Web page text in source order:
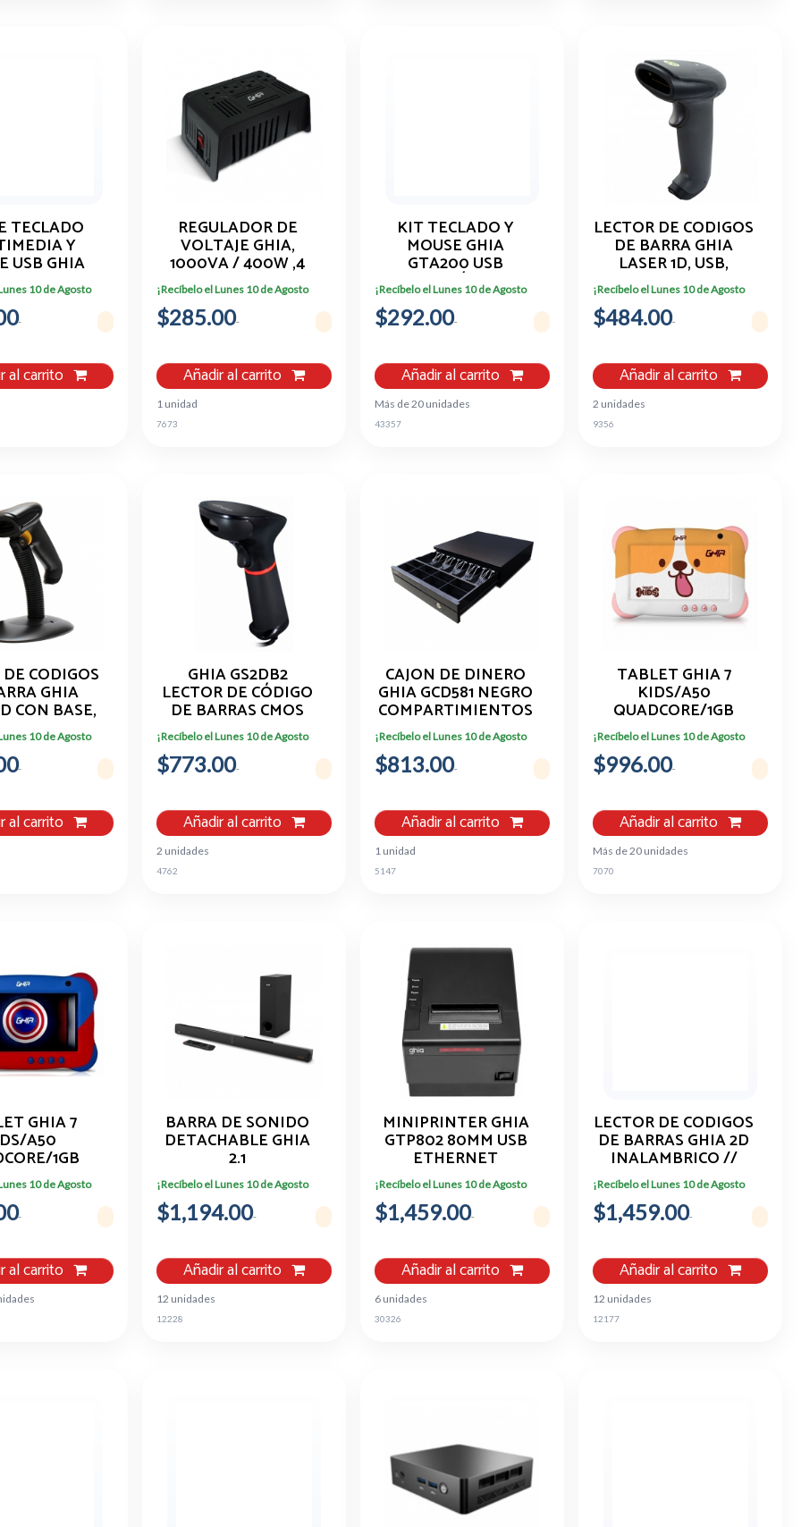
TECLADO
Y
USB GHIA
NEGRO
10 de Agosto
al carrito
REGULADOR DE
VOLTAJE GHIA,
1000VA / 400W ,4
CONTACTOS.
¡Recíbelo el Lunes 10 de Agosto
$285.00
Añadir al carrito
1 unidad
7673
KIT TECLADO Y
MOUSE GHIA
GTA200 USB
ERGONÓMICO
MULTIMEDIA NEGRO
¡Recíbelo el Lunes 10 de Agosto
$292.00
Añadir al carrito
Más de 20 unidades
43357
LECTOR DE CODIGOS
DE BARRA GHIA
LASER 1D, USB,
HANDHELD
¡Recíbelo el Lunes 10 de Agosto
$484.00
Añadir al carrito
2 unidades
9356
CODIGOS
GHIA
CON BASE,
USB10 de Agosto
al carrito
GHIA GS2DB2
LECTOR DE CÓDIGO
DE BARRAS CMOS
1D/2D - INCLUYE
CABLE USB Y BASE
¡Recíbelo el Lunes 10 de Agosto
$773.00
Añadir al carrito
2 unidades
4762
CAJON DE DINERO
GHIA GCD581 NEGRO
COMPARTIMIENTOS
5 BILLETES / 8
MONEDAS
¡Recíbelo el Lunes 10 de Agosto
$813.00
Añadir al carrito
1 unidad
5147
TABLET GHIA 7
KIDS/A50
QUADCORE/1GB
RAM/16GB
/2CAM/WIFI/
9 /PERRITO
¡Recíbelo el Lunes 10 de Agosto
$996.00
Añadir al carrito
Más de 20 unidades
7070
GHIA 7
A50
1GB
16GB
BLUETOOTH/2500MAH/ANDROID
10 de Agosto
al carrito
BARRA DE SONIDO
DETACHABLE GHIA
2.1
CANALES/BLUETOOTH/USB/AUX/HDMI
ARC/ OPTICO 100W
RMS
¡Recíbelo el Lunes 10 de Agosto
$1,194.00
Añadir al carrito
12 unidades
12228
MINIPRINTER GHIA
GTP802 80MM USB
ETHERNET
AUTOCORTE COCINA
NEGRA
¡Recíbelo el Lunes 10 de Agosto
$1,459.00
Añadir al carrito
6 unidades
30326
LECTOR DE CODIGOS
DE BARRAS GHIA 2D
INALAMBRICO //
RECEPTOR USB //
BLUETOOTH // BASE
DE CARGA //
COMPATIBLE CON
¡Recíbelo el Lunes 10 de Agosto
$1,459.00
Añadir al carrito
12 unidades
12177